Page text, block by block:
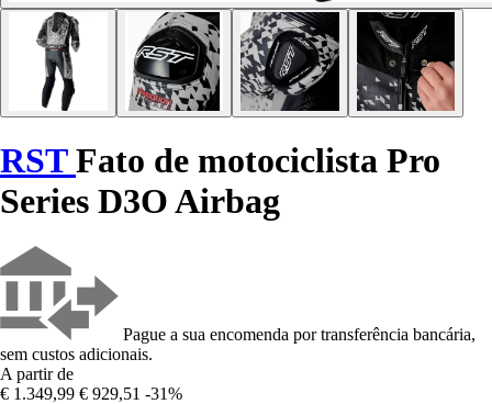
RSTFato de motociclista Pro
Series D3O Airbag
Pague a sua encomenda por transferência bancária,
sem custos adicionais.
A partir de
€ 1.349,99 € 929,51 -31%